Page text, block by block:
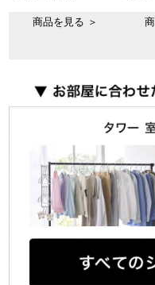
商品を見る ＞